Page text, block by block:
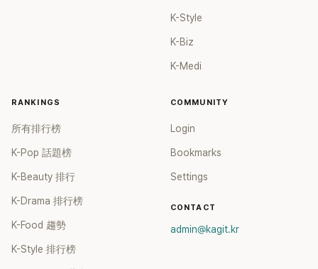
K-Style
K-Biz
K-Medi
RANKINGS
所有排行榜
K-Pop 話題榜
K-Beauty 排行
K-Drama 排行榜
K-Food 趨勢
K-Style 排行榜
COMMUNITY
Login
Bookmarks
Settings
CONTACT
admin@kagit.kr